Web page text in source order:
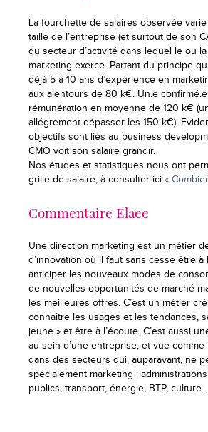
La fourchette de salaires observée
taille de l’entreprise (et surtout de son
du secteur d’activité dans lequel le ou
marketing exerce. Partant du principe
déjà 5 à 10 ans d’expérience en
aux alentours de 80 k€. Un.e
rémunération en moyenne de 120 k€
allégrement dépasser les 150 k€).
objectifs sont liés au business
CMO voit son salaire grandir.
Nos études et statistiques nous ont
grille de salaire, à consulter ici «
Commentaire Elaee
Une direction marketing est un métier
d’innovation où il faut sans cesse être à
anticiper les nouveaux modes de
de nouvelles opportunités de marché
les meilleures offres. C’est un métier
connaître les usages et les tendances,
jeune » et être à l’écoute. C’est aussi
au sein d’une entreprise, et vue
dans des secteurs qui, auparavant, ne
spécialement marketing :
publics, transport, énergie, BTP, culture…